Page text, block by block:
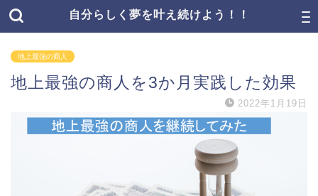
自分らしく夢を叶え続けよう！！
地上最強の商人
地上最強の商人を3か月実践した効果
2022年1月19日